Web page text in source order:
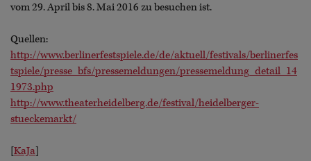
vom 29. April bis 8. Mai 2016 zu besuchen ist.
Quellen:
http://www.berlinerfestspiele.de/de/aktuell/festivals/berlinerfes
tspiele/presse_bfs/pressemeldungen/pressemeldung_detail_14
1973.php
http://www.theaterheidelberg.de/festival/heidelberger-
stueckemarkt/
[KaJa]